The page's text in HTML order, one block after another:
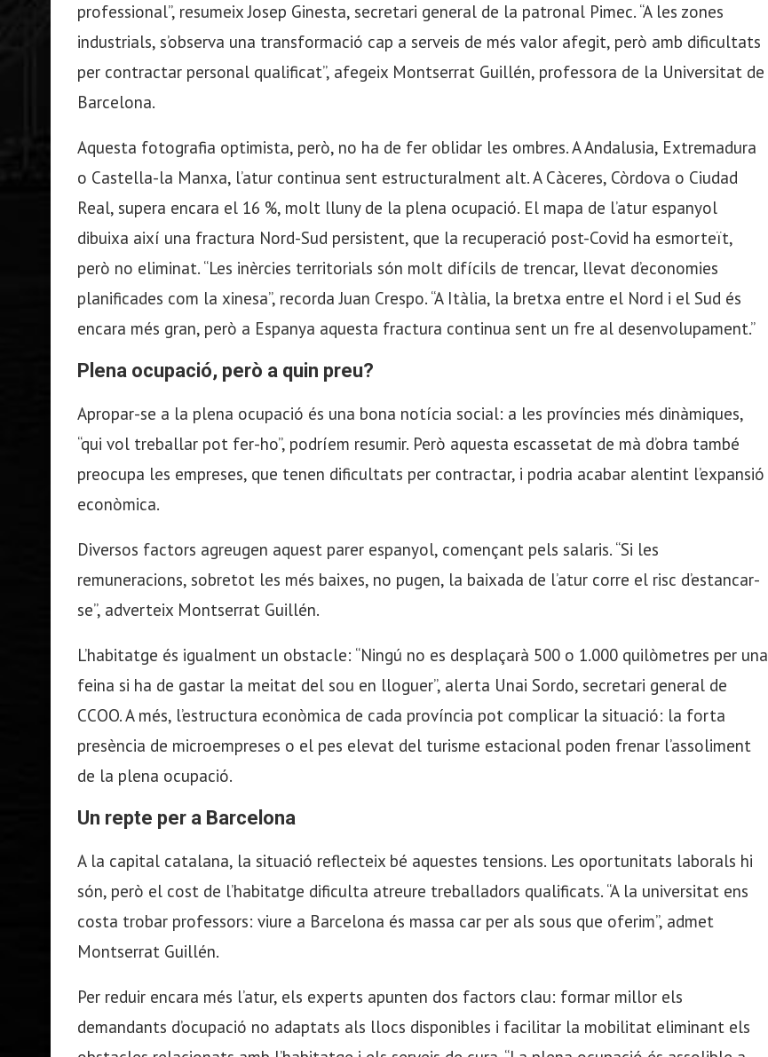
professional”, resumeix Josep Ginesta, secretari general de la patronal Pimec. “A les zones
industrials, s’observa una transformació cap a serveis de més valor afegit, però amb dificultats
per contractar personal qualificat”, afegeix Montserrat Guillén, professora de la Universitat de
Barcelona.
Aquesta fotografia optimista, però, no ha de fer oblidar les ombres. A Andalusia, Extremadura
o Castella-la Manxa, l’atur continua sent estructuralment alt. A Càceres, Còrdova o Ciudad
Real, supera encara el 16 %, molt lluny de la plena ocupació. El mapa de l’atur espanyol
dibuixa així una fractura Nord-Sud persistent, que la recuperació post-Covid ha esmorteït,
però no eliminat. “Les inèrcies territorials són molt difícils de trencar, llevat d’economies
planificades com la xinesa”, recorda Juan Crespo. “A Itàlia, la bretxa entre el Nord i el Sud és
encara més gran, però a Espanya aquesta fractura continua sent un fre al desenvolupament.”
Plena ocupació, però a quin preu?
Apropar-se a la plena ocupació és una bona notícia social: a les províncies més dinàmiques,
“qui vol treballar pot fer-ho”, podríem resumir. Però aquesta escassetat de mà d’obra també
preocupa les empreses, que tenen dificultats per contractar, i podria acabar alentint l’expansió
econòmica.
Diversos factors agreugen aquest parer espanyol, començant pels salaris. “Si les
remuneracions, sobretot les més baixes, no pugen, la baixada de l’atur corre el risc d’estancar-
se”, adverteix Montserrat Guillén.
L’habitatge és igualment un obstacle: “Ningú no es desplaçarà 500 o 1.000 quilòmetres per una
feina si ha de gastar la meitat del sou en lloguer”, alerta Unai Sordo, secretari general de
CCOO. A més, l’estructura econòmica de cada província pot complicar la situació: la forta
presència de microempreses o el pes elevat del turisme estacional poden frenar l’assoliment
de la plena ocupació.
Un repte per a Barcelona
A la capital catalana, la situació reflecteix bé aquestes tensions. Les oportunitats laborals hi
són, però el cost de l’habitatge dificulta atreure treballadors qualificats. “A la universitat ens
costa trobar professors: viure a Barcelona és massa car per als sous que oferim”, admet
Montserrat Guillén.
Per reduir encara més l’atur, els experts apunten dos factors clau: formar millor els
demandants d’ocupació no adaptats als llocs disponibles i facilitar la mobilitat eliminant els